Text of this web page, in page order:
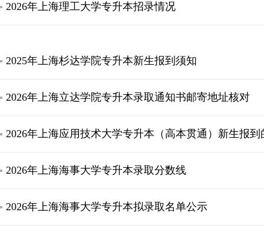
2026年上海理工大学专升本招录情况
2025年上海杉达学院专升本新生报到须知
2026年上海立达学院专升本录取通知书邮寄地址核对
2026年上海应用技术大学专升本（高本贯通）新生报到
2026年上海海事大学专升本录取分数线
2026年上海海事大学专升本拟录取名单公示